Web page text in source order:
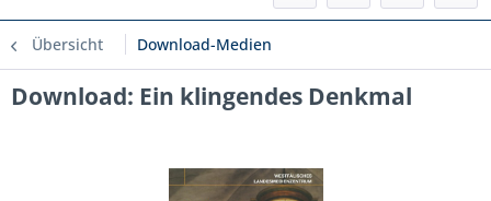
Übersicht Download-Medien
Download: Ein klingendes Denkmal